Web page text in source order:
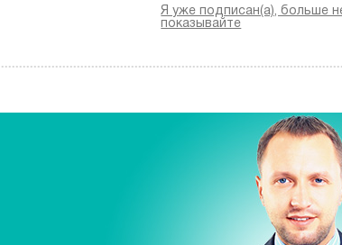
Я уже подписан(а), больше
показывайте